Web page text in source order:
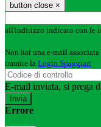
button close ×
all'indirizzo indicato con le
Non hai una e-mail
tramite la Login Spaggiari
E-mail inviata, si prega
Errore